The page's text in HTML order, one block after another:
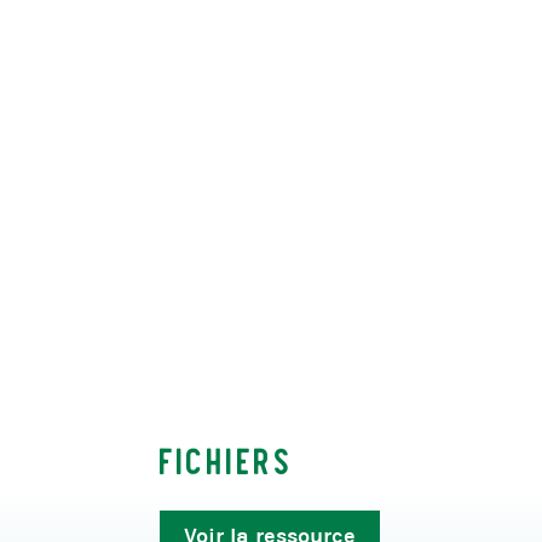
Fichiers
Voir la ressource